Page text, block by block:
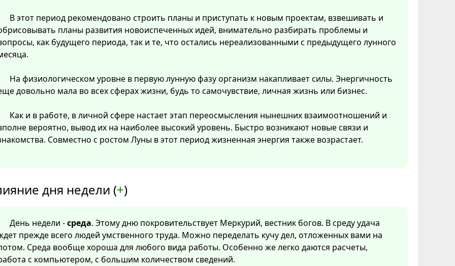
В этот период рекомендовано строить планы и приступать к новым проектам, взвешивать и
планы развития новоиспеченных идей, внимательно разбирать проблемы и
как будущего периода, так и те, что остались нереализованными с предыдущего лунного
На физиологическом уровне в первую лунную фазу организм накапливает силы. Энергичность
довольно мала во всех сферах жизни, будь то самочувствие, личная жизнь или бизнес.
Как и в работе, в личной сфере настает этап переосмысления нынешних взаимоотношений и
вероятно, вывод их на наиболее высокий уровень. Быстро возникают новые связи и
Совместно с ростом Луны в этот период жизненная энергия также возрастает.
дня недели (+)
День недели -среда. Этому дню покровительствует Меркурий, вестник богов. В среду удача
прежде всего людей умственного труда. Можно переделать кучу дел, отложенных вами на
Среда вообще хороша для любого вида работы. Особенно же легко даются расчеты,
с компьютером, с большим количеством сведений.